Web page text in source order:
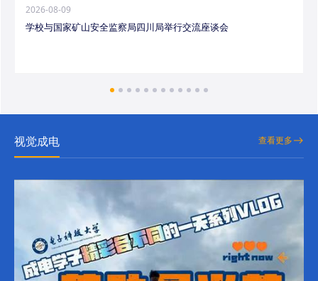
2026-08-09
学校与国家矿山安全监察局四川局举行交流座谈会
视觉成电 查看更多